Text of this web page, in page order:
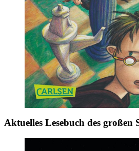
Aktuelles Lesebuch des großen